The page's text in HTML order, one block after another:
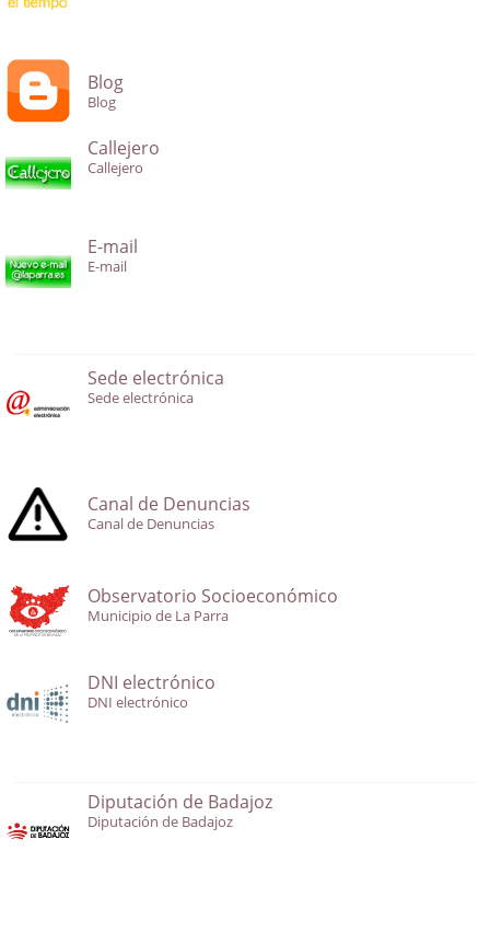
Blog
Blog
Callejero
Callejero
E-mail
E-mail
Sede electrónica
Sede electrónica
Canal de Denuncias
Canal de Denuncias
Observatorio Socioeconómico
Municipio de La Parra
DNI electrónico
DNI electrónico
Diputación de Badajoz
Diputación de Badajoz